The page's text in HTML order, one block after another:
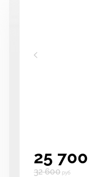
25 700
32 600руб